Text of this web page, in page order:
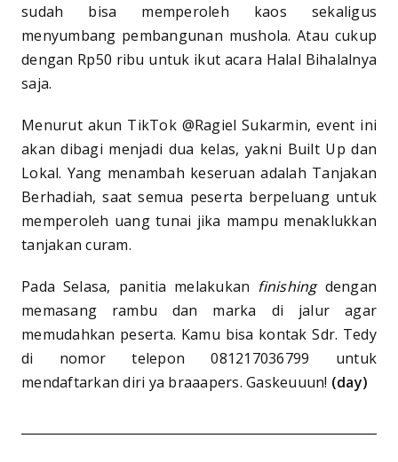
sudah bisa memperoleh kaos sekaligus
menyumbang pembangunan mushola. Atau cukup
dengan Rp50 ribu untuk ikut acara Halal Bihalalnya
saja.
Menurut akun TikTok @Ragiel Sukarmin, event ini
akan dibagi menjadi dua kelas, yakni Built Up dan
Lokal. Yang menambah keseruan adalah Tanjakan
Berhadiah, saat semua peserta berpeluang untuk
memperoleh uang tunai jika mampu menaklukkan
tanjakan curam.
Pada Selasa, panitia melakukan finishingdengan
memasang rambu dan marka di jalur agar
memudahkan peserta. Kamu bisa kontak Sdr. Tedy
di nomor telepon 081217036799 untuk
mendaftarkan diri ya braaapers. Gaskeuuun! (day)